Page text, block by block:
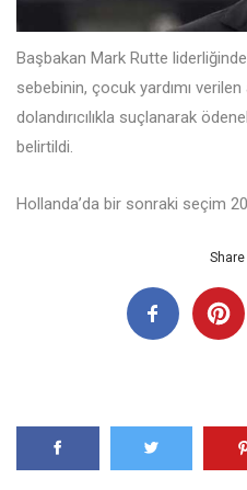
Başbakan Mark Rutte
sebebinin, çocuk yardımı
dolandırıcılıkla suçlanarak
belirtildi.
Hollanda’da bir sonraki seçim